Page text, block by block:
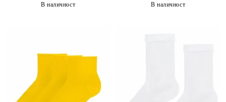
В наличност В наличност